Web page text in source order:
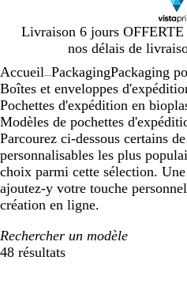
Livraison 6 jours
nos délais de
Diapositive
1
Accueil PackagingPackaging
Boîtes et enveloppes
Pochettes d'expédition en
Modèles de pochettes
Parcourez ci-dessous certains
personnalisables les plus
choix parmi cette sélection.
ajoutez-y votre touche
création en ligne.
Rechercher un modèle
48 résultats
Filtres